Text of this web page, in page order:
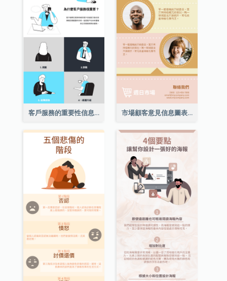
客戶服務的重要性信息圖表 市場顧客意見信息圖表